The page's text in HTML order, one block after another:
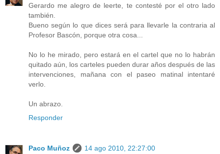
Gerardo me alegro de leerte, te contesté por el otro lado
también.
Bueno según lo que dices será para llevarle la contraria al
Profesor Bascón, porque otra cosa...
No lo he mirado, pero estará en el cartel que no lo habrán
quitado aún, los carteles pueden durar años después de las
intervenciones, mañana con el paseo matinal intentaré
verlo.
Un abrazo.
Responder
Paco Muñoz
14 ago 2010, 22:27:00